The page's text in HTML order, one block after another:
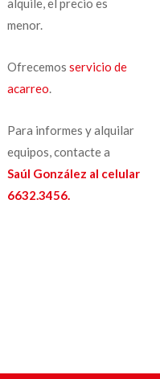
alquile, el precio es
menor.
Ofrecemos servicio de
acarreo.
Para informes y alquilar
equipos, contacte a
Saúl González al celular
6632.3456.